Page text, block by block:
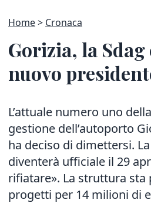
Home Cronaca
Gorizia, la Sdag
nuovo
L’attuale numero uno
gestione dell’autoporto
ha deciso di dimettersi.
diventerà ufficiale il 29
rifiatare». La struttura sta
progetti per 14 milioni di